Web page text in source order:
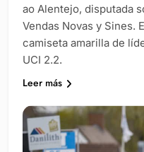
ao Alentejo, disputada
Vendas Novas y Sines.
camiseta amarilla de
UCI 2.2.
Leer más